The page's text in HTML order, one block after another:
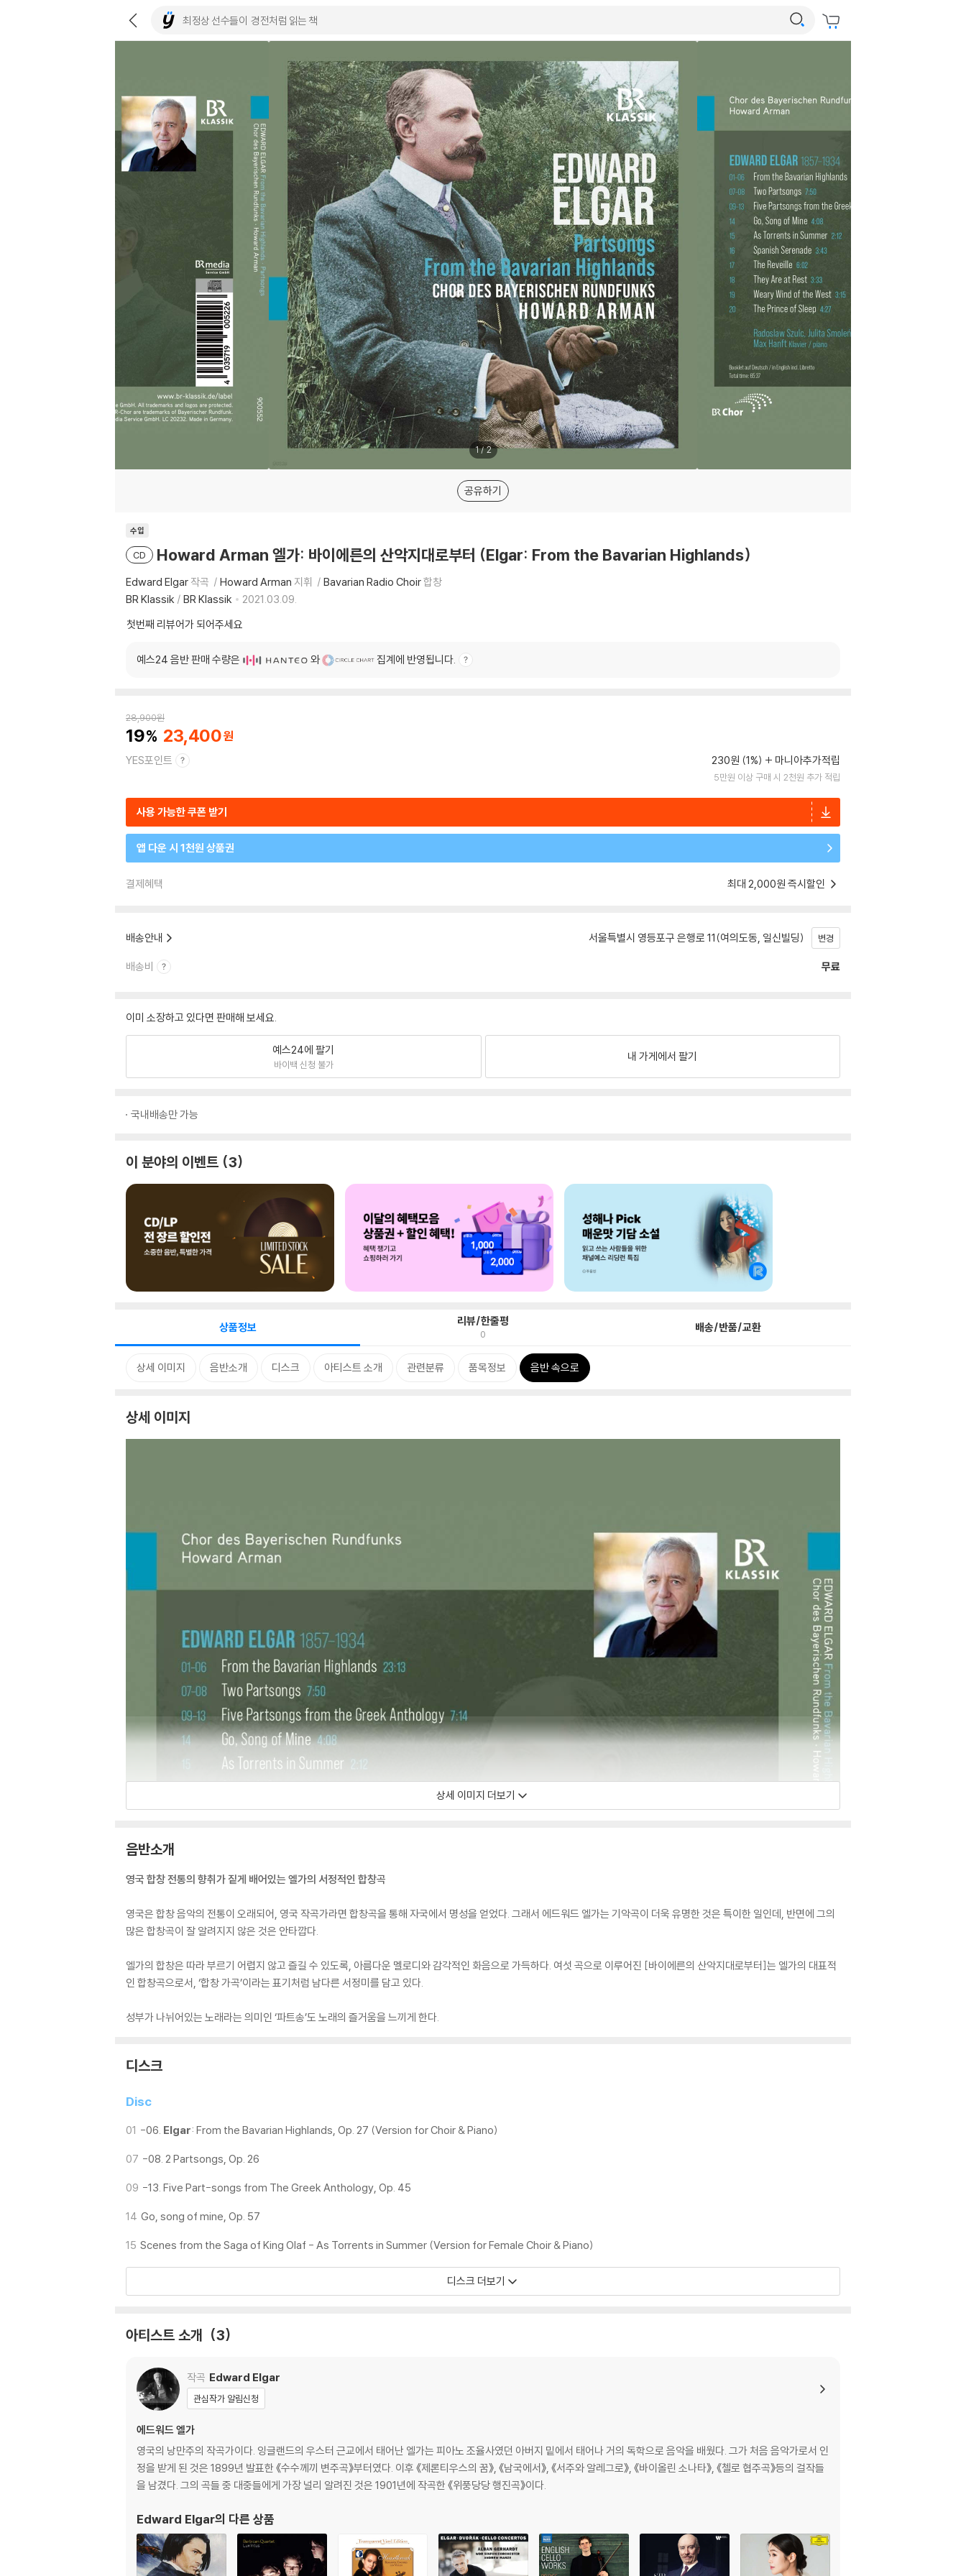
1/2
공유하기
수입
CD Howard Arman 엘가: 바이에른의 산악지대로부터 (Elgar: From the Bavarian Highlands)
Edward Elgar 작곡 Howard Arman 지휘 Bavarian Radio Choir합창
BR Klassik / BR Klassik
2021.03.09.
첫번째 리뷰어가 되어주세요
예스24 음반 판매 수량은 와 집계에 반영됩니다.
28,900원
19 23,400
YES포인트 230원 (1%) 마니아추가적립
5만원 이상 구매 시 2천원 추가 적립
사용 가능한 쿠폰 받기
앱 다운 시 1천원 상품권
결제혜택 최대 2,000원 즉시할인
배송안내 서울특별시 영등포구 은행로 11(여의도동, 일신빌딩) 변경
배송비 무료
이미 소장하고 있다면 판매해 보세요.
예스24에 팔기
바이백 신청 불가
내 가게에서 팔기
국내배송만 가능
이 분야의 이벤트 3
상품정보 리뷰/한줄평
0 배송/반품/교환
상세 이미지 음반소개 디스크 아티스트 소개 관련분류 품목정보 음반 속으로
상세 이미지
상세 이미지 더보기
음반소개
영국 합창 전통의 향취가 짙게 배어있는 엘가의 서정적인 합창곡
영국은 합창 음악의 전통이 오래되어, 영국 작곡가라면 합창곡을 통해 자국에서 명성을 얻었다. 그래서 에드워드 엘가는 기악곡이 더욱 유명한 것은 특이한 일인데, 반면에 그의
많은 합창곡이 잘 알려지지 않은 것은 안타깝다.
엘가의 합창은 따라 부르기 어렵지 않고 즐길 수 있도록, 아름다운 멜로디와 감각적인 화음으로 가득하다. 여섯 곡으로 이루어진 [바이에른의 산악지대로부터]는 엘가의 대표적
인 합창곡으로서, ‘합창 가곡’이라는 표기처럼 남다른 서정미를 담고 있다.
성부가 나뉘어있는 노래라는 의미인 ‘파트송’도 노래의 즐거움을 느끼게 한다.
디스크
Disc
01 -06. Elgar: From the Bavarian Highlands, Op. 27 (Version for Choir & Piano)
07 -08. 2 Partsongs, Op. 26
09 -13. Five Part-songs from The Greek Anthology, Op. 45
14 Go, song of mine, Op. 57
15 Scenes from the Saga of King Olaf - As Torrents in Summer (Version for Female Choir & Piano)
디스크 더보기
아티스트 소개 3
작곡 Edward Elgar
관심작가 알림신청
에드워드 엘가
영국의 낭만주의 작곡가이다. 잉글랜드의 우스터 근교에서 태어난 엘가는 피아노 조율사였던 아버지 밑에서 태어나 거의 독학으로 음악을 배웠다. 그가 처음 음악가로서 인
정을 받게 된 것은 1899년 발표한 《수수께끼 변주곡》부터였다. 이후 《제론티우스의 꿈》, 《남국에서》, 《서주와 알레그로》, 《바이올린 소나타》, 《첼로 협주곡》등의 걸작들
을 남겼다. 그의 곡들 중 대중들에게 가장 널리 알려진 것은 1901년에 작곡한 《위풍당당 행진곡》이다.
Edward Elgar의 다른 상품